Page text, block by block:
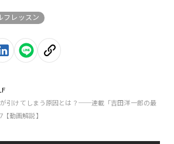
フレッスン
が引けてしまう原因とは？──連載「吉田洋一郎の最
動画解説】